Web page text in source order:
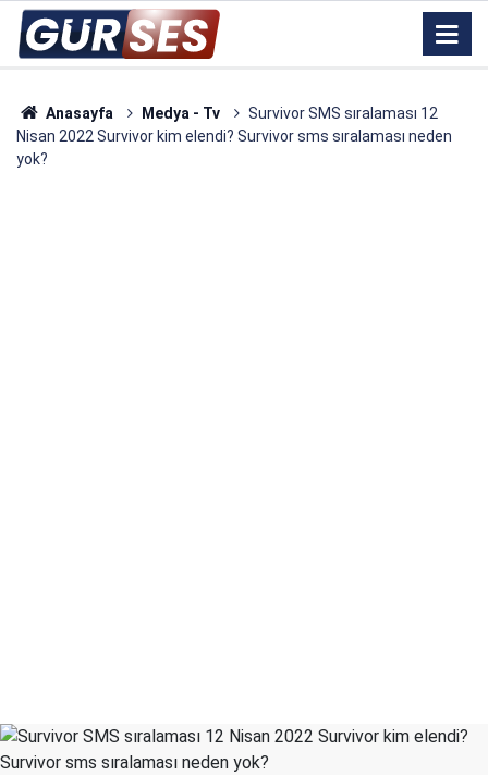
Anasayfa Medya - Tv
Survivor SMS sıralaması 12
Nisan 2022 Survivor kim elendi? Survivor sms sıralaması neden
yok?